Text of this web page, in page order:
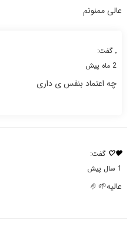
عالی ممنونم
. گفت:
2 ماه پیش
چه اعتماد بنفس ی داری
🖤🤍 گفت:
1 سال پیش
عالیه🌱🤌